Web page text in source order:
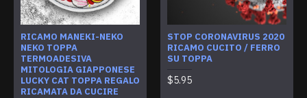
RICAMO MANEKI-NEKO
NEKO TOPPA
TERMOADESIVA
MITOLOGIA GIAPPONESE
LUCKY CAT TOPPA REGALO
RICAMATA DA CUCIRE
STOP CORONAVIRUS 2020
RICAMO CUCITO / FERRO
SU TOPPA
$5.95